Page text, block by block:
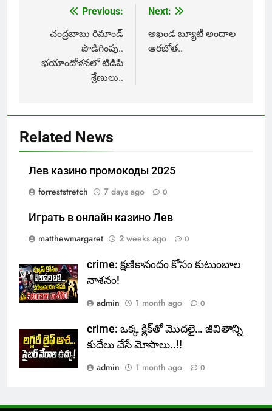
navigation
Previous:
చంద్రబాబు రిమాండ్
పొడిగింపు..
భయాందోళనలో టిడిపి
శ్రేణులు..
Next:
అఖండ బ్యూటీ అందాల
ఆరబోత..
Related News
Лев казино промокоды 2025
forreststretch
7 days ago 0
Играть в онлайн казино Лев
matthewmargaret
2 weeks ago 0
crime: క్షణికానందం కోసం కుటుంబాల
నాశనం!
admin
1 month ago 0
crime: ఒక్క క్లిక్‌తో మొదలై… జీవితాన్ని
కుదేలు చేసే మోసాలు..!!
admin
1 month ago 0